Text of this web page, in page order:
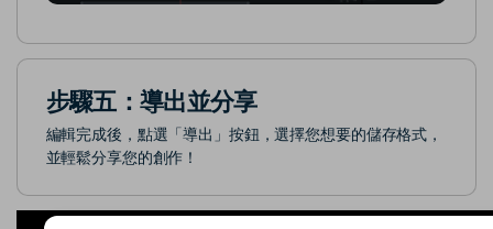
步驟五：導出並分享
編輯完成後，點選「導出」按鈕，選擇您想要的儲存格式，
並輕鬆分享您的創作！